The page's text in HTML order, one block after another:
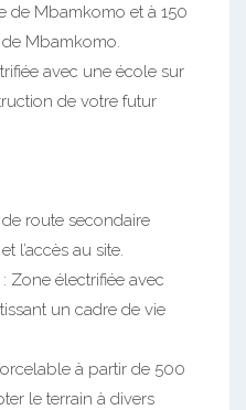
de Mbamkomo et à 150
Mbamkomo.
avec une école sur
de votre futur
route secondaire
l’accès au site.
Zone électrifiée avec
un cadre de vie
à partir de 500
le terrain à divers